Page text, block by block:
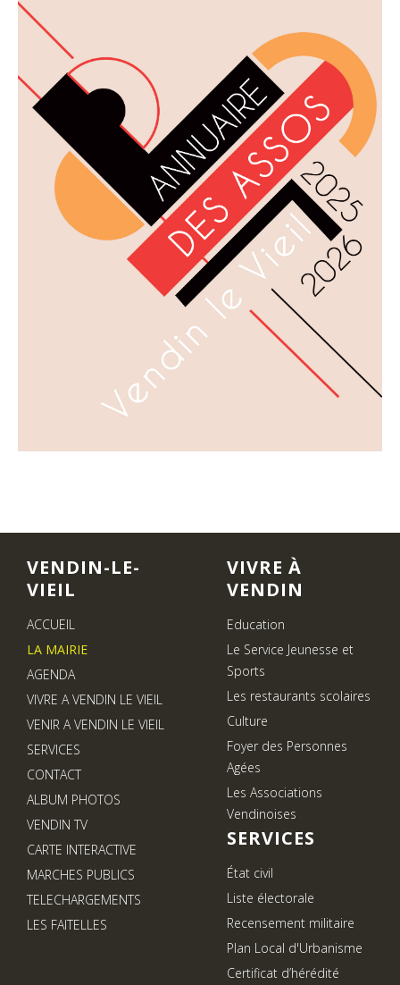
VENDIN-LE-
VIEIL
ACCUEIL
LA MAIRIE
AGENDA
VIVRE A VENDIN LE VIEIL
VENIR A VENDIN LE VIEIL
SERVICES
CONTACT
ALBUM PHOTOS
VENDIN TV
CARTE INTERACTIVE
MARCHES PUBLICS
TELECHARGEMENTS
LES FAITELLES
VIVRE À
VENDIN
Education
Le Service Jeunesse et
Sports
Les restaurants scolaires
Culture
Foyer des Personnes
Agées
Les Associations
Vendinoises
SERVICES
État civil
Liste électorale
Recensement militaire
Plan Local d'Urbanisme
Certificat d’hérédité